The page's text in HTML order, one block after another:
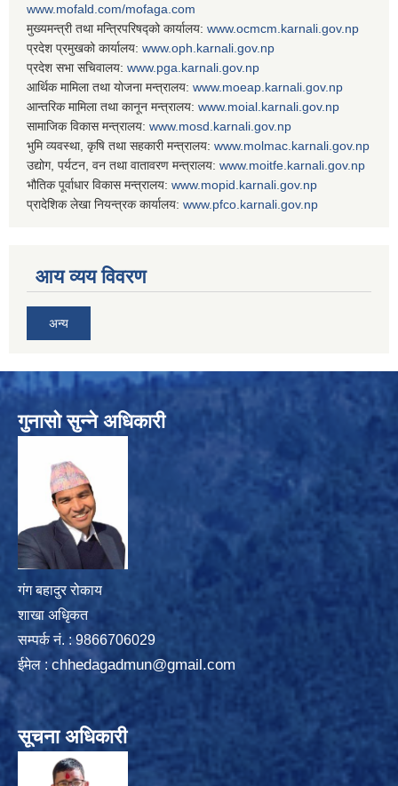
www.mofald.com/mofaga.com
मुख्यमन्त्री तथा मन्त्रिपरिषद्को कार्यालय: www.ocmcm.karnali.gov.np
प्रदेश प्रमुखको कार्यालय: www.oph.karnali.gov.np
प्रदेश सभा सचिवालय: www. pga.karnali.gov.np
आर्थिक मामिला तथा योजना मन्त्रालय: www. moeap.karnali.gov.np
आन्तरिक मामिला तथा कानून मन्त्रालय: www. moial.karnali.gov.np
सामाजिक विकास मन्त्रालय: www. mosd.karnali.gov.np
भुमि व्यवस्था, कृषि तथा सहकारी मन्त्रालय: www. molmac.karnali.gov.np
उद्योग, पर्यटन, वन तथा वातावरण मन्त्रालय: www. moitfe.karnali.gov.np
भौतिक पूर्वाधार विकास मन्त्रालय: www. mopid.karnali.gov.np
प्रादेशिक लेखा नियन्त्रक कार्यालय: www. pfco.karnali.gov.np
आय व्यय विवरण
अन्य
गुनासो सुन्ने अधिकारी
गंग बहादुर रोकाय
शाखा अधिृकत
सम्पर्क न‌ं. : 9866706029
ईमेल : chhedagadmun@gmail.com
सूचना अधिकारी